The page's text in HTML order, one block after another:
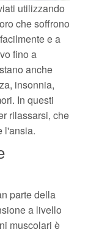
utilizzando
che soffrono
e a
fino a
anche
insonnia,
In questi
rilassarsi, che
l'ansia.
parte della
a livello
muscolari è